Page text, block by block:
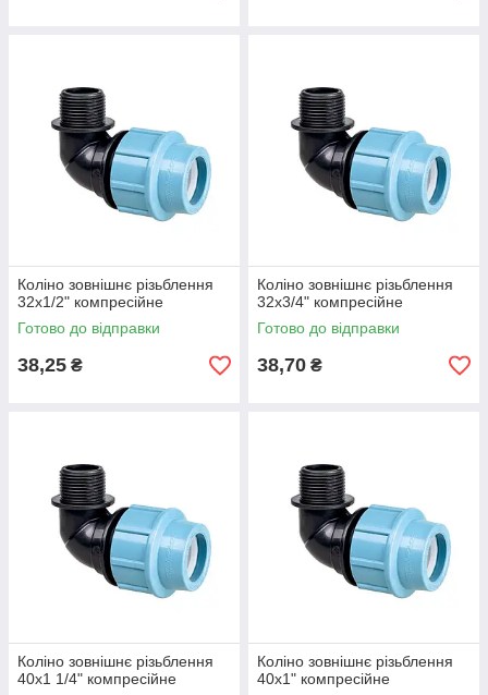
Коліно зовнішнє різьблення
32х1/2" компресійне
Готово до відправки
38,25 ₴
Коліно зовнішнє різьблення
32х3/4" компресійне
Готово до відправки
38,70 ₴
Коліно зовнішнє різьблення
40х1 1/4" компресійне
Коліно зовнішнє різьблення
40х1" компресійне